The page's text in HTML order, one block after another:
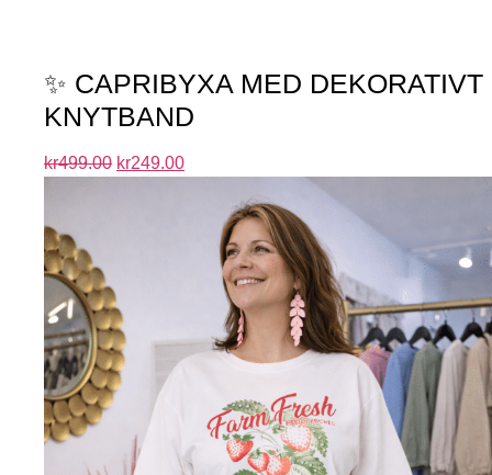
✨ CAPRIBYXA MED DEKORATIVT
KNYTBAND
kr499.00 kr249.00